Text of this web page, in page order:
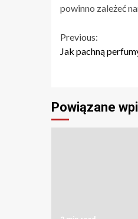
powinno zależeć
Continue
Reading
Previous:
Jak pachną
Powiązane